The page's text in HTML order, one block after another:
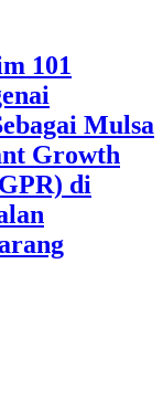
101
Mulsa
Growth
di